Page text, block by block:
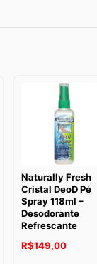
Naturally Fresh
Cristal DeoD Pé
Spray 118ml –
Desodorante
Refrescante
R$149,00